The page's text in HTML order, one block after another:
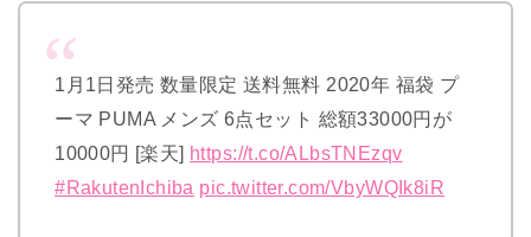
1月1日発売 数量限定 送料無料 2020年 福袋 プ
ーマ PUMA メンズ 6点セット 総額33000円が
10000円 [楽天] https://t.co/ALbsTNEzqv
#RakutenIchiba pic.twitter.com/VbyWQIk8iR